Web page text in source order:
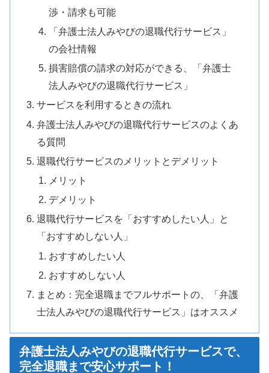
渉・請求も可能
「弁護士法人みやびの退職代行サービス」
の会社情報
損害賠償の請求の対応ができる、「弁護士
法人みやびの退職代行サービス」
サービスを利用するときの流れ
弁護士法人みやびの退職代行サービスのよくあ
る質問
退職代行サービスのメリットとデメリット
メリット
デメリット
退職代行サービスを「おすすめしたい人」と
「おすすめしない人」
おすすめしたい人
おすすめしない人
まとめ：完全退職までフルサポートの、「弁護
士法人みやびの退職代行サービス」はオススメ
弁護士法人みやびの退職代行サービスで、
完全退職まで安心サポート！